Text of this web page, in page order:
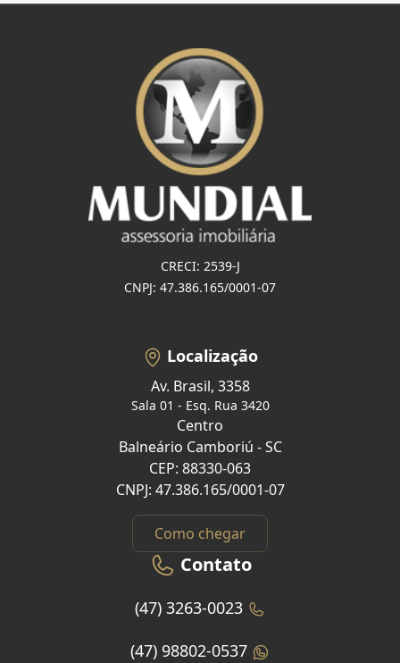
CRECI: 2539-J
CNPJ: 47.386.165/0001-07
Localização
Av. Brasil, 3358
Sala 01 - Esq. Rua 3420
Centro
Balneário Camboriú - SC
CEP: 88330-063
CNPJ: 47.386.165/0001-07
Como chegar
Contato
(47) 3263-0023
(47) 98802-0537